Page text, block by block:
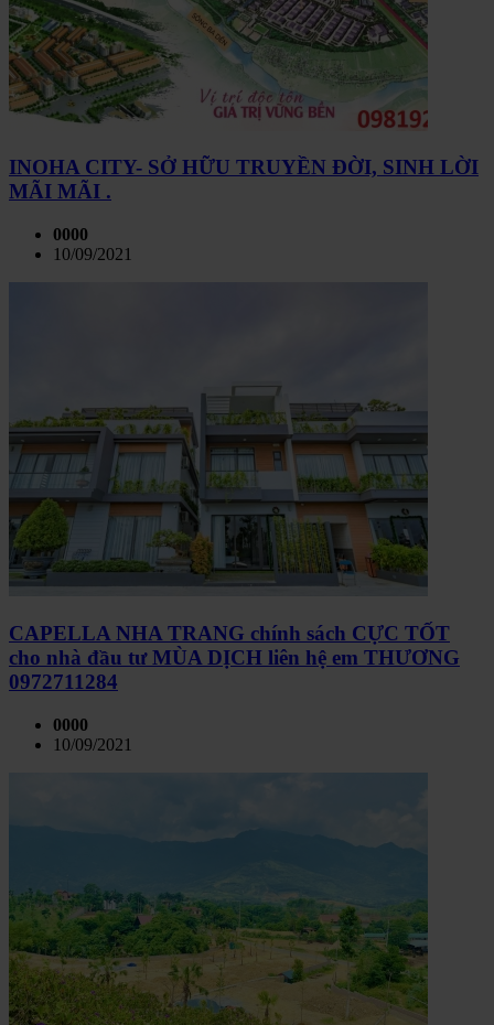
INOHA CITY- SỞ HỮU TRUYỀN ĐỜI, SINH LỜI
MÃI MÃI .
0000
10/09/2021
CAPELLA NHA TRANG chính sách CỰC TỐT
cho nhà đầu tư MÙA DỊCH liên hệ em THƯƠNG
0972711284
0000
10/09/2021